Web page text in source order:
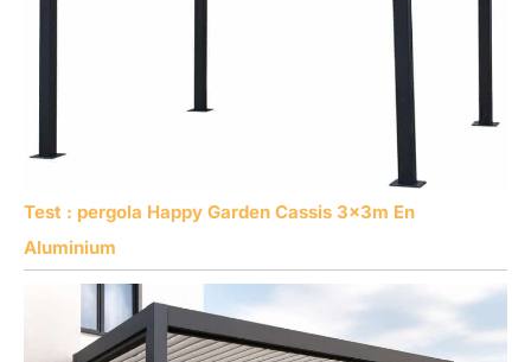
Test : pergola Happy Garden Cassis 3x3m En
Aluminium